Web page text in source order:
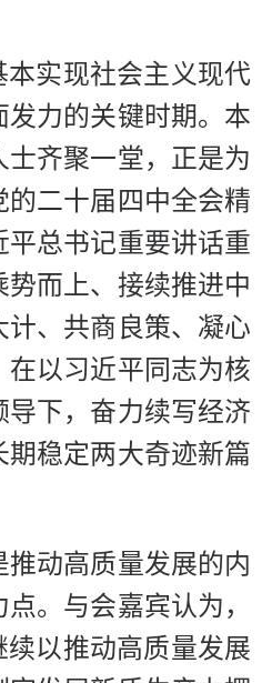
本实现社会主义现代
发力的关键时期。本
士齐聚一堂，正是为
的二十届四中全会精
平总书记重要讲话重
而上、接续推进中
计、共商良策、凝心
在以习近平同志为核
导下，奋力续写经济
稳定两大奇迹新篇
动高质量发展的内
。与会嘉宾认为，
续以推动高质量发展